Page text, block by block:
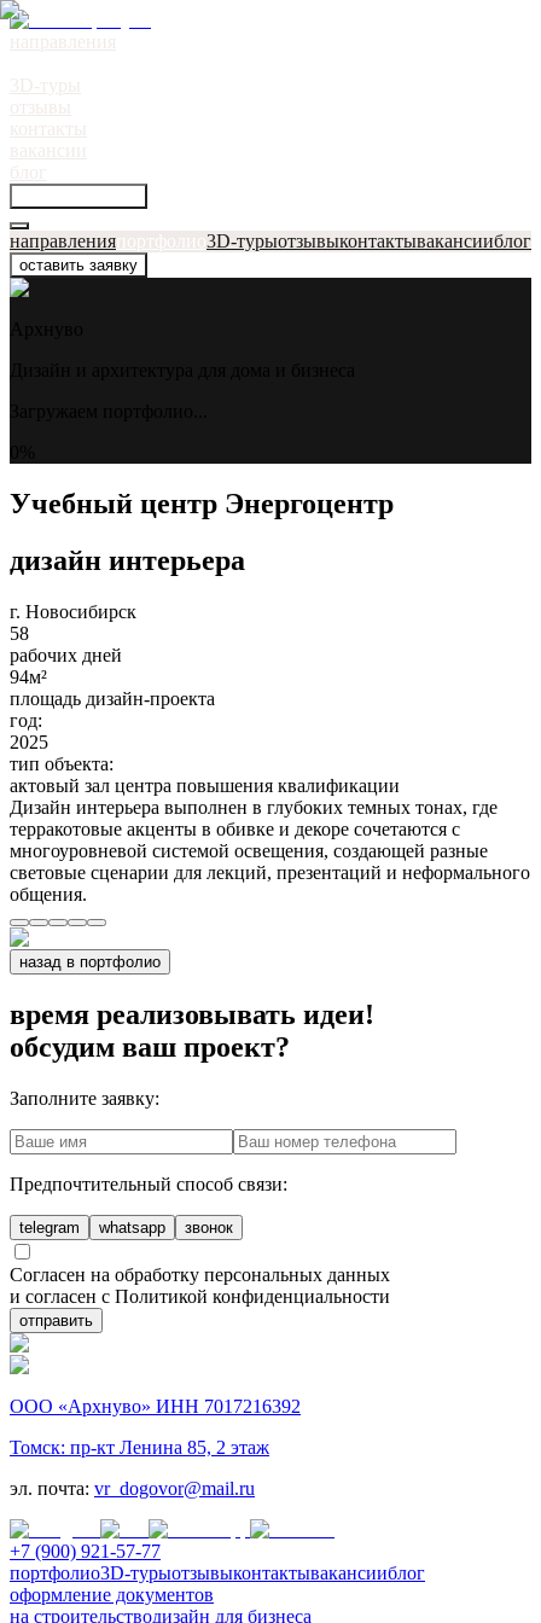
направления 3D-турыотзывыконтактывакансииблог
оставить заявку
Учебный центр Энергоцентр
дизайн интерьера
г. Новосибирск
58
рабочих дней
94м²
площадь дизайн-проекта
год:
2025
тип объекта:
актовый зал центра повышения квалификации
Дизайн интерьера выполнен в глубоких темных тонах, где
терракотовые акценты в обивке и декоре сочетаются с
многоуровневой системой освещения, создающей разные
световые сценарии для лекций, презентаций и неформального
общения.
назад в портфолио
время реализовывать идеи!
обсудим ваш проект?
Заполните заявку:
Предпочтительный способ связи:
telegram whatsapp звонок
Согласен на обработку персональных данных
и согласен с Политикой конфиденциальности
отправить
ООО «Архнуво» ИНН 7017216392
Томск: пр-кт Ленина 85, 2 этаж
эл. почта: vr_dogovor@mail.ru
+7 (900) 921-57-77
портфолио3D-турыотзывыконтактывакансииблог
оформление документов
на строительстводизайн для бизнеса